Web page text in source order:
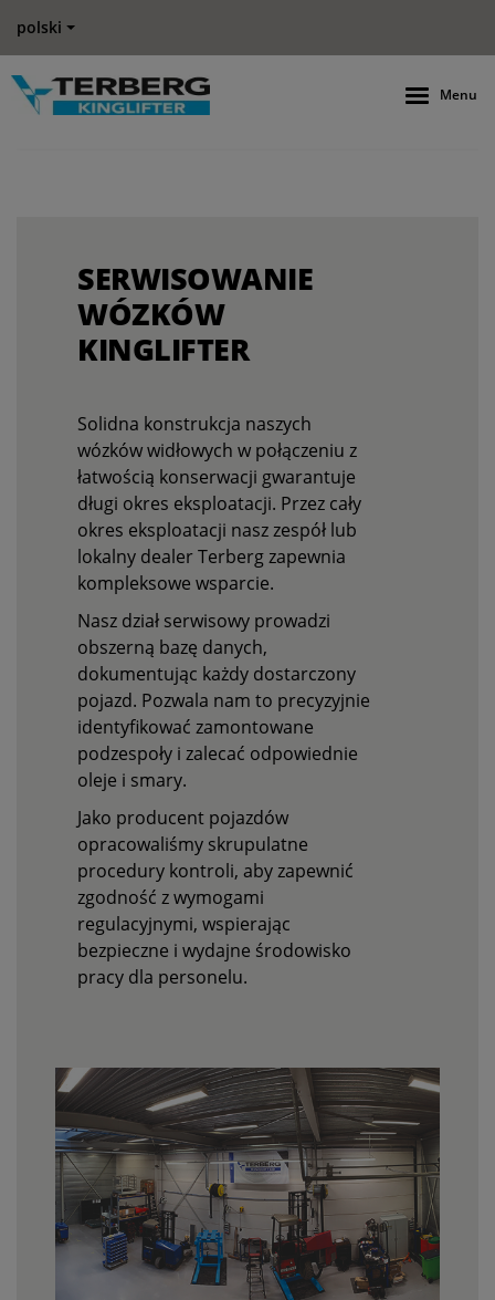
polski
Menu
SERWISOWANIE
WÓZKÓW
KINGLIFTER
Solidna konstrukcja naszych
wózków widłowych w połączeniu z
łatwością konserwacji gwarantuje
długi okres eksploatacji. Przez cały
okres eksploatacji nasz zespół lub
lokalny dealer Terberg zapewnia
kompleksowe wsparcie.
Nasz dział serwisowy prowadzi
obszerną bazę danych,
dokumentując każdy dostarczony
pojazd. Pozwala nam to precyzyjnie
identyfikować zamontowane
podzespoły i zalecać odpowiednie
oleje i smary.
Jako producent pojazdów
opracowaliśmy skrupulatne
procedury kontroli, aby zapewnić
zgodność z wymogami
regulacyjnymi, wspierając
bezpieczne i wydajne środowisko
pracy dla personelu.